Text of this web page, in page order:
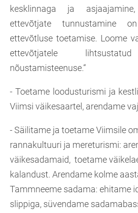
kesklinnaga ja
ettevõtjate tunnustamine
ettevõtluse toetamise. Loome
ettevõtjatele
nõustamisteenuse.“
- Toetame loodusturismi ja
Viimsi väikesaartel, arendame
- Säilitame ja toetame Viimsile
rannakultuuri ja mereturismi:
väikesadamaid, toetame
kalandust. Arendame kolme
Tammneeme sadama: ehitame
slippiga, süvendame